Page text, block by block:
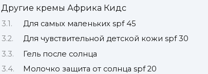
Другие кремы Африка Кидс
Для самых маленьких spf 45
Для чувствительной детской кожи spf 30
Гель после солнца
Молочко защита от солнца spf 20